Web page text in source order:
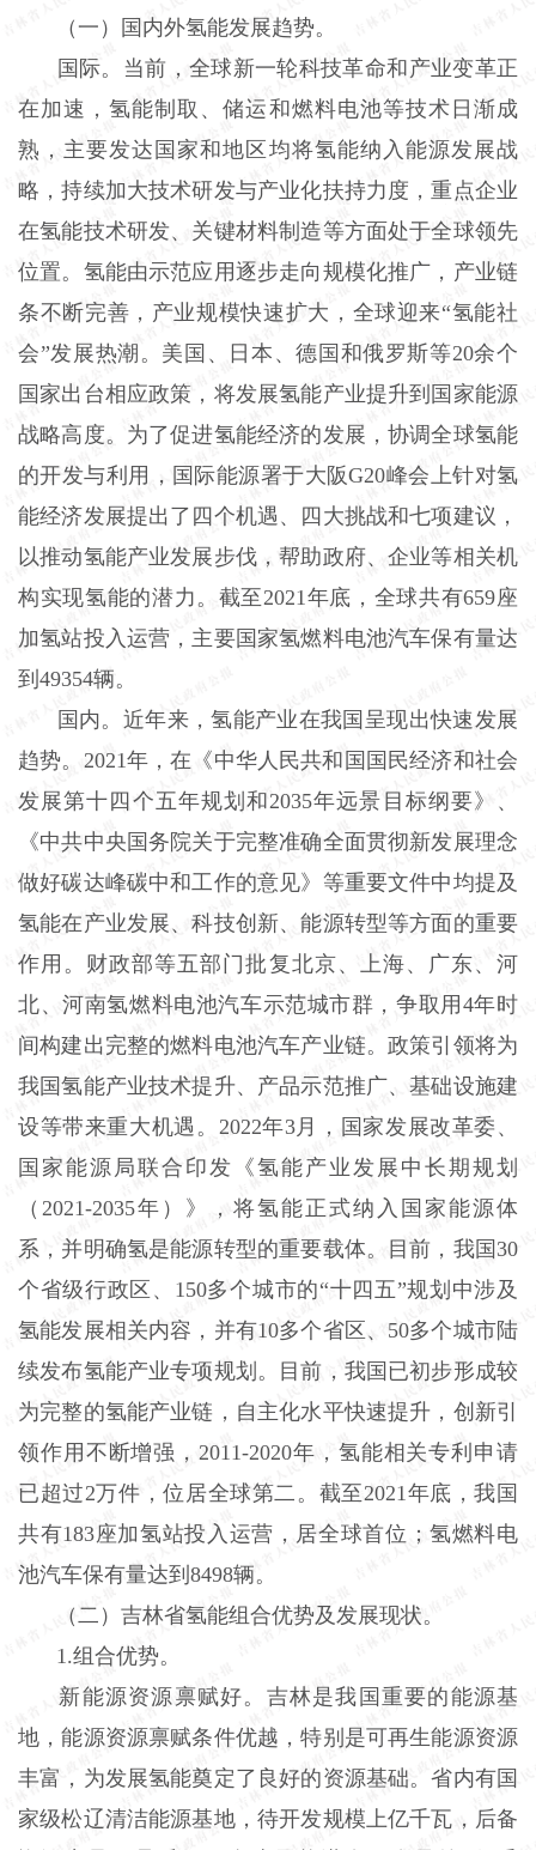
（一）国内外氢能发展趋势。
国际。当前，全球新一轮科技革命和产业变革正
在加速，氢能制取、储运和燃料电池等技术日渐成
熟，主要发达国家和地区均将氢能纳入能源发展战
略，持续加大技术研发与产业化扶持力度，重点企业
在氢能技术研发、关键材料制造等方面处于全球领先
位置。氢能由示范应用逐步走向规模化推广，产业链
条不断完善，产业规模快速扩大，全球迎来“氢能社
会”发展热潮。美国、日本、德国和俄罗斯等20余个
国家出台相应政策，将发展氢能产业提升到国家能源
战略高度。为了促进氢能经济的发展，协调全球氢能
的开发与利用，国际能源署于大阪G20峰会上针对氢
能经济发展提出了四个机遇、四大挑战和七项建议，
以推动氢能产业发展步伐，帮助政府、企业等相关机
构实现氢能的潜力。截至2021年底，全球共有659座
加氢站投入运营，主要国家氢燃料电池汽车保有量达
到49354辆。
国内。近年来，氢能产业在我国呈现出快速发展
趋势。2021年，在《中华人民共和国国民经济和社会
发展第十四个五年规划和2035年远景目标纲要》、
《中共中央国务院关于完整准确全面贯彻新发展理念
做好碳达峰碳中和工作的意见》等重要文件中均提及
氢能在产业发展、科技创新、能源转型等方面的重要
作用。财政部等五部门批复北京、上海、广东、河
北、河南氢燃料电池汽车示范城市群，争取用4年时
间构建出完整的燃料电池汽车产业链。政策引领将为
我国氢能产业技术提升、产品示范推广、基础设施建
设等带来重大机遇。2022年3月，国家发展改革委、
国家能源局联合印发《氢能产业发展中长期规划
（2021-2035年）》，将氢能正式纳入国家能源体
系，并明确氢是能源转型的重要载体。目前，我国30
个省级行政区、150多个城市的“十四五”规划中涉及
氢能发展相关内容，并有10多个省区、50多个城市陆
续发布氢能产业专项规划。目前，我国已初步形成较
为完整的氢能产业链，自主化水平快速提升，创新引
领作用不断增强，2011-2020年，氢能相关专利申请
已超过2万件，位居全球第二。截至2021年底，我国
共有183座加氢站投入运营，居全球首位；氢燃料电
池汽车保有量达到8498辆。
（二）吉林省氢能组合优势及发展现状。
1.组合优势。
新能源资源禀赋好。吉林是我国重要的能源基
地，能源资源禀赋条件优越，特别是可再生能源资源
丰富，为发展氢能奠定了良好的资源基础。省内有国
家级松辽清洁能源基地，待开发规模上亿千瓦，后备